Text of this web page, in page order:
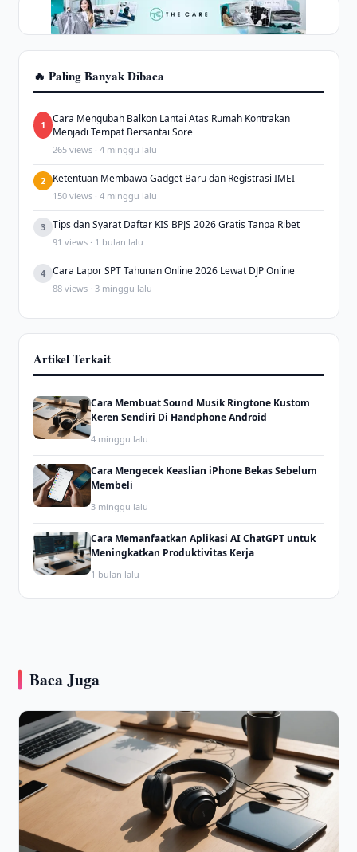
🔥 Paling Banyak Dibaca
1
Cara Mengubah Balkon Lantai Atas Rumah Kontrakan
Menjadi Tempat Bersantai Sore
265 views · 4 minggu lalu
2 Ketentuan Membawa Gadget Baru dan Registrasi IMEI
150 views · 4 minggu lalu
3 Tips dan Syarat Daftar KIS BPJS 2026 Gratis Tanpa Ribet
91 views · 1 bulan lalu
4 Cara Lapor SPT Tahunan Online 2026 Lewat DJP Online
88 views · 3 minggu lalu
Artikel Terkait
Cara Membuat Sound Musik Ringtone Kustom
Keren Sendiri Di Handphone Android
4 minggu lalu
Cara Mengecek Keaslian iPhone Bekas Sebelum
Membeli
3 minggu lalu
Cara Memanfaatkan Aplikasi AI ChatGPT untuk
Meningkatkan Produktivitas Kerja
1 bulan lalu
Baca Juga